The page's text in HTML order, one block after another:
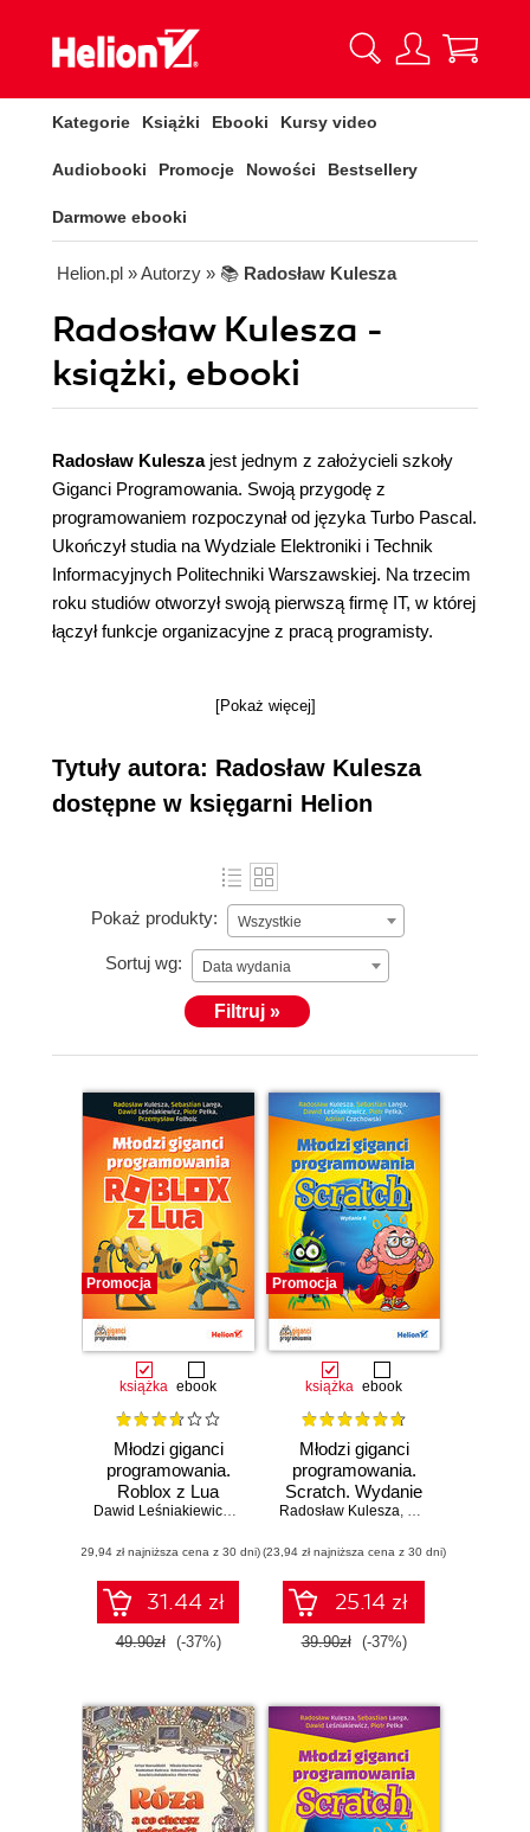
Kategorie Książki Ebooki Kursy video
Audiobooki Promocje Nowości Bestsellery
Darmowe ebooki
Helion.pl » Autorzy » 📚 Radosław Kulesza
Radosław Kulesza -
książki, ebooki
Radosław Kuleszajest jednym z założycieli szkoły
Giganci Programowania. Swoją przygodę z
programowaniem rozpoczynał od języka Turbo Pascal.
Ukończył studia na Wydziale Elektroniki i Technik
Informacyjnych Politechniki Warszawskiej. Na trzecim
roku studiów otworzył swoją pierwszą firmę IT, w której
łączył funkcje organizacyjne z pracą programisty.
[Pokaż więcej]
Tytuły autora: Radosław Kulesza
dostępne w księgarni Helion
Pokaż produkty: Wszystkie
Sortuj wg: Data wydania
Filtruj »
Promocja
książka ebook
Młodzi giganci
programowania.
Roblox z Lua
Dawid Leśniakiewicz
, Piotr Pełka,Sebastian Langa
(29,94 zł najniższa cena z 30 dni)
31.44 zł
49.90zł (-37%)
Promocja
książka ebook
Młodzi giganci
programowania.
Scratch. Wydanie
II
Radosław Kulesza, Sebastian Langa
(23,94 zł najniższa cena z 30 dni)
25.14 zł
39.90zł (-37%)